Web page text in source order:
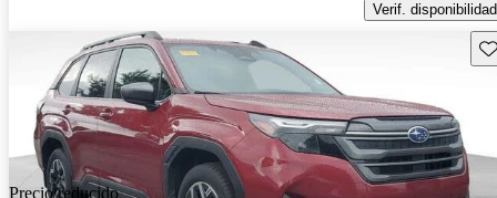
Verif. disponibilidad
Precio reducido